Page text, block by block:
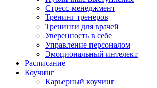
Стресс-менеджмент
Тренинг тренеров
Тренинги для врачей
Уверенность в себе
Управление персоналом
Эмоциональный интелект
Расписание
Коучинг
Карьерный коучинг